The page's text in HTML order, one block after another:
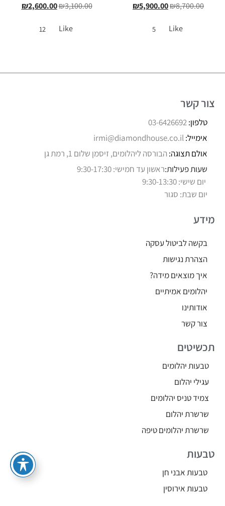
₪8,700.00
₪5,900.00
Like
5
₪3,100.00
₪2,600.00
Like
12
צור קשר
טלפון:03-6426692
אימייל:irmi@diamondhouse.co.il
אולם תצוגה: הבורסה ליהלומים, זיסמן שלום 1, רמת גן
שעות פעילות:ראשון עד חמישי: 9:30-17:30
יום שישי: 9:30-13:30
יום שבת: סגור
מידע
בקשה לביטול עסקה
הצהרת נגישות
איך מוצאים מידה?
יהלומים אמיתיים
אודותינו
צור קשר
תכשיטים
טבעות יהלומים
עגילי יהלום
צמיד טניס יהלומים
שרשרת יהלום
שרשרת יהלומים טיפה
טבעות
טבעות אבני חן
טבעות אירוסין